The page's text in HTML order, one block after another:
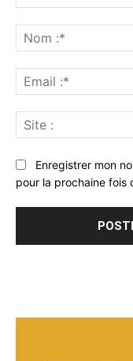
Enregistrer mon
pour la prochaine fois